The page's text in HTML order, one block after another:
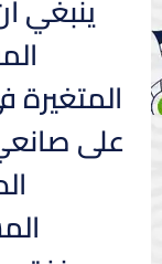
ينبغي
المتغيرة
على